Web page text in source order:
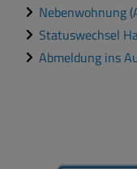
Nebenwohnung
Statuswechsel
Abmeldung ins